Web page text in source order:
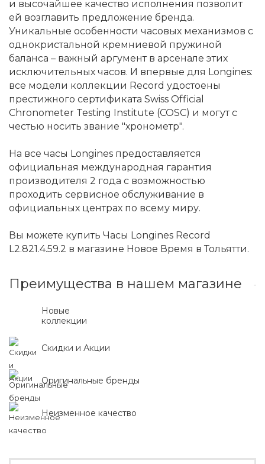
и высочайшее качество исполнения позволит
ей возглавить предложение бренда.
Уникальные особенности часовых механизмов с
однокристальной кремниевой пружиной
баланса – важный аргумент в арсенале этих
исключительных часов. И впервые для Longines:
все модели коллекции Record удостоены
престижного сертификата Swiss Official
Chronometer Testing Institute (COSC) и могут с
честью носить звание "хронометр".
На все часы Longines предоставляется
официальная международная гарантия
производителя 2 года с возможностью
проходить сервисное обслуживание в
официальных центрах по всему миру.
Вы можете купить Часы Longines Record
L2.821.4.59.2 в магазине Новое Время в Тольятти.
Преимущества в нашем магазине
Новые
коллекции
Скидки и Акции
Оригинальные бренды
Неизменное качество